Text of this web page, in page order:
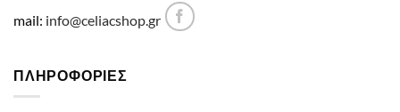
mail: info@celiacshop.gr
ΠΛΗΡΟΦΟΡΙΕΣ